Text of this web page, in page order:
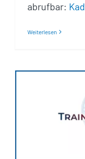
abrufbar:
Weiterlesen